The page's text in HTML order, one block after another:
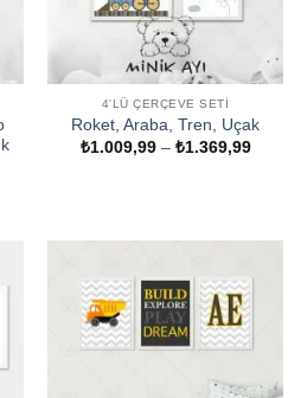
4'LÜ ÇERÇEVE SETI
Roket, Araba, Tren, Uçak
₺1.009,99 – ₺1.369,99Fiyat